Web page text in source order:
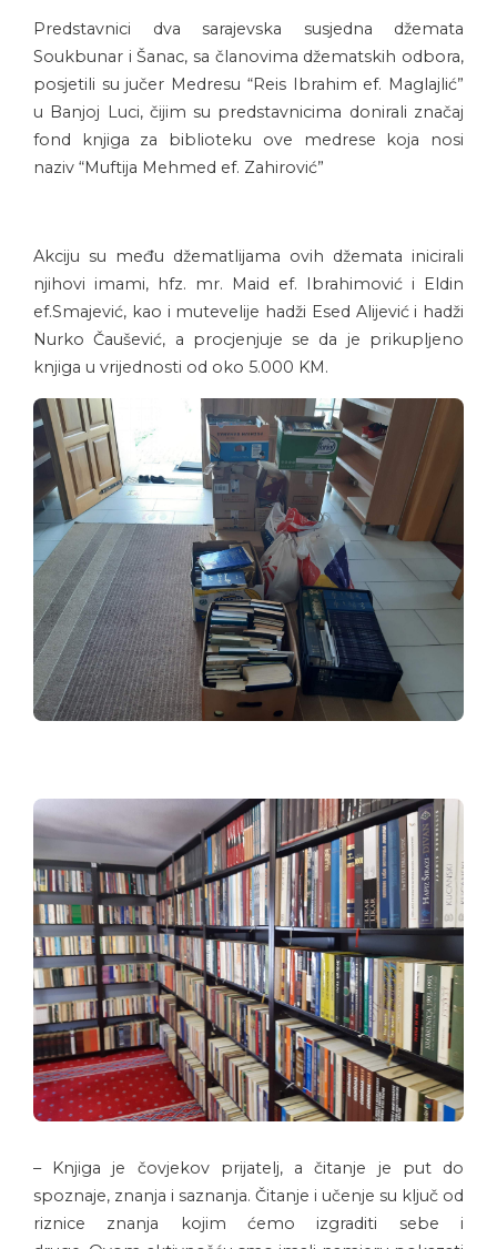
Predstavnici dva sarajevska susjedna džemata
Soukbunar i Šanac, sa članovima džematskih odbora,
posjetili su jučer Medresu “Reis Ibrahim ef. Maglajlić”
u Banjoj Luci, čijim su predstavnicima donirali značaj
fond knjiga za biblioteku ove medrese koja nosi
naziv “Muftija Mehmed ef. Zahirović”
Akciju su među džematlijama ovih džemata inicirali
njihovi imami, hfz. mr. Maid ef. Ibrahimović i Eldin
ef.Smajević, kao i mutevelije hadži Esed Alijević i hadži
Nurko Čaušević, a procjenjuje se da je prikupljeno
knjiga u vrijednosti od oko 5.000 KM.
– Knjiga je čovjekov prijatelj, a čitanje je put do
spoznaje, znanja i saznanja. Čitanje i učenje su ključ od
riznice znanja kojim ćemo izgraditi sebe i